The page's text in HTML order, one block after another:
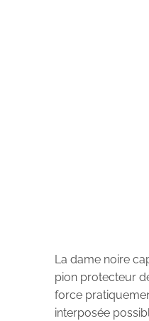
La dame noire
pion protecteur
force
interposée